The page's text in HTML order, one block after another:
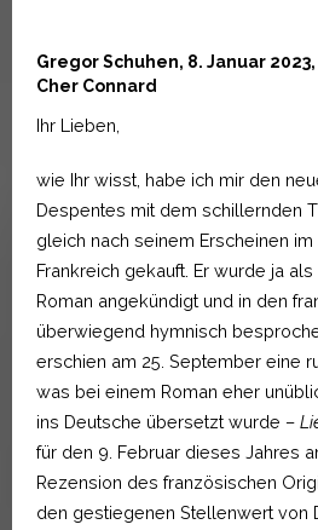
Gregor Schuhen, 8. Januar
Cher Connard
Ihr Lieben,
wie Ihr wisst, habe ich mir den
Despentes mit dem schillernden
gleich nach seinem Erscheinen
Frankreich gekauft. Er wurde ja als
Roman angekündigt und in den
überwiegend hymnisch
erschien am 25. September eine
was bei einem Roman eher
ins Deutsche übersetzt wurde –
für den 9. Februar dieses Jahres
Rezension des französischen
den gestiegenen Stellenwert von